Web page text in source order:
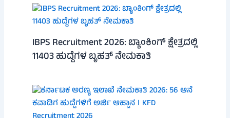
IBPS Recruitment 2026: ಬ್ಯಾಂಕಿಂಗ್ ಕ್ಷೇತ್ರದಲ್ಲಿ
11403 ಹುದ್ದೆಗಳ ಬೃಹತ್ ನೇಮಕಾತಿ